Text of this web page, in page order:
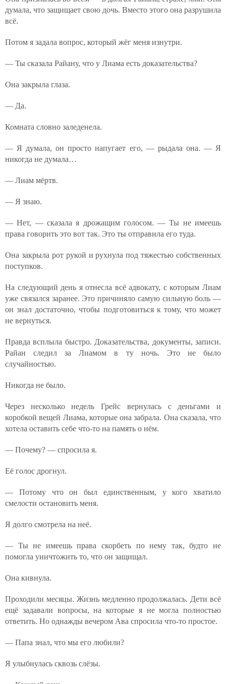
думала, что защищает свою дочь. Вместо этого она разрушила
всё.
Потом я задала вопрос, который жёг меня изнутри.
— Ты сказала Райану, что у Лиама есть доказательства?
Она закрыла глаза.
— Да.
Комната словно заледенела.
— Я думала, он просто напугает его, — рыдала она. — Я
никогда не думала…
— Лиам мёртв.
— Я знаю.
— Нет, — сказала я дрожащим голосом. — Ты не имеешь
права говорить это вот так. Это ты отправила его туда.
Она закрыла рот рукой и рухнула под тяжестью собственных
поступков.
На следующий день я отнесла всё адвокату, с которым Лиам
уже связался заранее. Это причиняло самую сильную боль —
он знал достаточно, чтобы подготовиться к тому, что может
не вернуться.
Правда всплыла быстро. Доказательства, документы, записи.
Райан следил за Лиамом в ту ночь. Это не было
случайностью.
Никогда не было.
Через несколько недель Грейс вернулась с деньгами и
коробкой вещей Лиама, которые она забрала. Она сказала, что
хотела оставить себе что-то на память о нём.
— Почему? — спросила я.
Её голос дрогнул.
— Потому что он был единственным, у кого хватило
смелости остановить меня.
Я долго смотрела на неё.
— Ты не имеешь права скорбеть по нему так, будто не
помогла уничтожить то, что он защищал.
Она кивнула.
Проходили месяцы. Жизнь медленно продолжалась. Дети всё
ещё задавали вопросы, на которые я не могла полностью
ответить. Но однажды вечером Ава спросила что-то простое.
— Папа знал, что мы его любили?
Я улыбнулась сквозь слёзы.